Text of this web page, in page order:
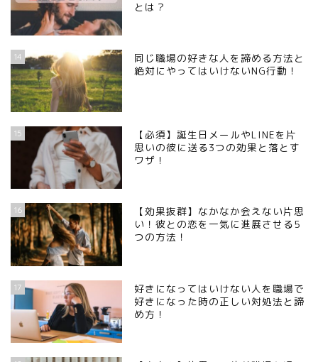
とは？
14
同じ職場の好きな人を諦める方法と
絶対にやってはいけないNG行動！
15
【必須】誕生日メールやLINEを片
思いの彼に送る3つの効果と落とす
ワザ！
16
【効果抜群】なかなか会えない片思
い！彼との恋を一気に進展させる5
つの方法！
17
好きになってはいけない人を職場で
好きになった時の正しい対処法と諦
め方！